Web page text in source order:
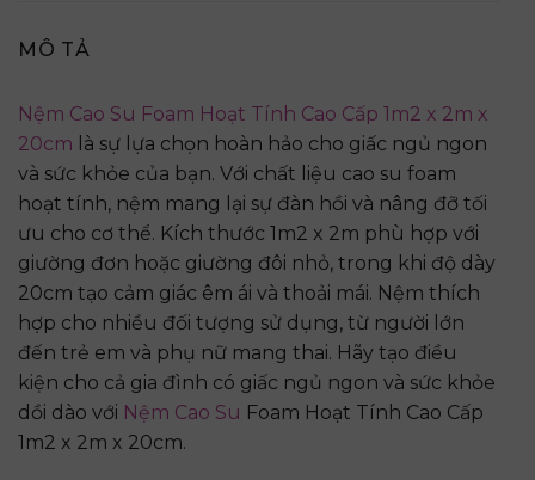
MÔ TẢ
Nệm Cao Su Foam Hoạt Tính Cao Cấp 1m2 x 2m x
20cm là sự lựa chọn hoàn hảo cho giấc ngủ ngon
và sức khỏe của bạn. Với chất liệu cao su foam
hoạt tính, nệm mang lại sự đàn hồi và nâng đỡ tối
ưu cho cơ thể. Kích thước 1m2 x 2m phù hợp với
giường đơn hoặc giường đôi nhỏ, trong khi độ dày
20cm tạo cảm giác êm ái và thoải mái. Nệm thích
hợp cho nhiều đối tượng sử dụng, từ người lớn
đến trẻ em và phụ nữ mang thai. Hãy tạo điều
kiện cho cả gia đình có giấc ngủ ngon và sức khỏe
dồi dào với Nệm Cao Su Foam Hoạt Tính Cao Cấp
1m2 x 2m x 20cm.